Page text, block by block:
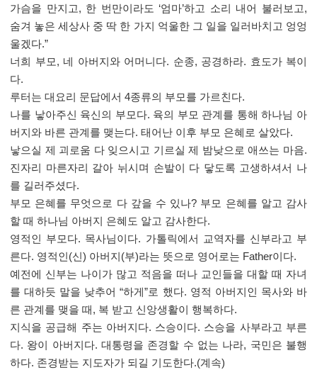
가슴을 만지고, 한 번만이라도 ‘엄마’하고 소리 내어 불러보고,
숨겨 놓은 세상사 중 딱 한 가지 억울한 그 일을 일러바치고 엉엉
울겠다.”
너희 부모, 네 아버지와 어머니다. 순종, 공경하라. 효도가 복이
다.
루터는 대요리 문답에서 4종류의 부모를 가르친다.
나를 낳아주신 육신의 부모다. 육의 부모 관계를 통해 하나님 아
버지와 바른 관계를 맺는다. 태어난 이후 부모 은혜로 살았다.
낳으실 제 괴로움 다 잊으시고 기르실 제 밤낮으로 애쓰는 마음.
진자리 마른자리 갈아 뉘시며 손발이 다 닿도록 고생하셔서 나
를 길러주셨다.
부모 은혜를 무엇으로 다 갚을 수 있나? 부모 은혜를 알고 감사
할 때 하나님 아버지 은혜도 알고 감사한다.
영적인 부모다. 목사님이다. 가톨릭에서 교역자를 신부라고 부
른다. 영적인(신) 아버지 (부)라는 뜻으로 영어로는 Father이다.
예전에 신부는 나이가 많고 적음을 떠나 교인들을 대할 때 자녀
를 대하듯 말을 낮추어“하게”로 했다. 영적 아버지인 목사와 바
른 관계를 맺을 때 , 복 받고 신앙생활이 행복하다.
지식을 공급해 주는 아버지다. 스승이다. 스승을 사부라고 부른
다. 왕이 아버지다.대통령을 존경할 수 없는 나라, 국민은 불행
하다. 존경받는 지도자가 되길 기도한다.(계속)